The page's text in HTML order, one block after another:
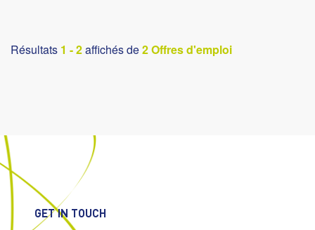
Résultats 1 - 2affichés de2 Offres d'emploi
GET IN TOUCH